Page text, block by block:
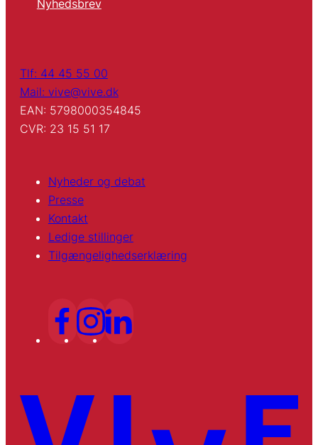
Nyhedsbrev
Tlf: 44 45 55 00
Mail: vive@vive.dk
EAN: 5798000354845
CVR: 23 15 51 17
Nyheder og debat
Presse
Kontakt
Ledige stillinger
Tilgængelighedserklæring